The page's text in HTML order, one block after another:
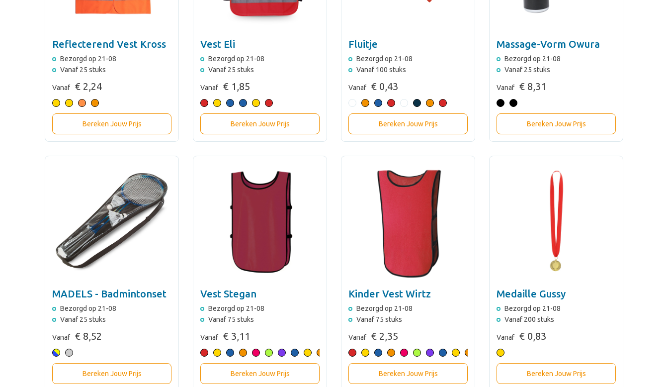
Reflecterend Vest Kross
Bezorgd op 21-08
Vanaf 25 stuks
Vanaf € 2,24
Bereken Jouw Prijs
Vest Eli
Bezorgd op 21-08
Vanaf 25 stuks
Vanaf € 1,85
Bereken Jouw Prijs
Fluitje
Bezorgd op 21-08
Vanaf 100 stuks
Vanaf € 0,43
Bereken Jouw Prijs
Massage-Vorm Owura
Bezorgd op 21-08
Vanaf 25 stuks
Vanaf € 8,31
Bereken Jouw Prijs
MADELS - Badmintonset
Bezorgd op 21-08
Vanaf 25 stuks
Vanaf € 8,52
Bereken Jouw Prijs
Vest Stegan
Bezorgd op 21-08
Vanaf 75 stuks
Vanaf € 3,11
Bereken Jouw Prijs
Kinder Vest Wirtz
Bezorgd op 21-08
Vanaf 75 stuks
Vanaf € 2,35
Bereken Jouw Prijs
Medaille Gussy
Bezorgd op 21-08
Vanaf 200 stuks
Vanaf € 0,83
Bereken Jouw Prijs